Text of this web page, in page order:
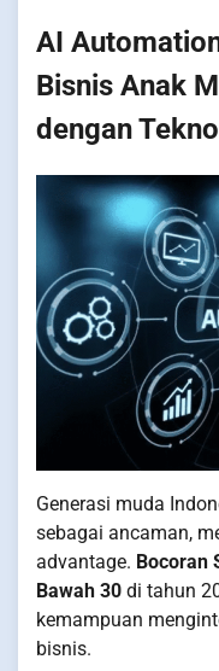
AI
Bisnis Anak
dengan
Generasi muda
sebagai ancaman,
advantage. Bocoran
Bawah 30 di tahun
kemampuan
bisnis.